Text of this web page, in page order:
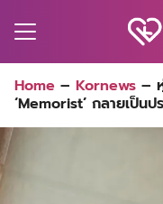
for:
Home – Kornews –
‘Memorist’ กลายเป็น